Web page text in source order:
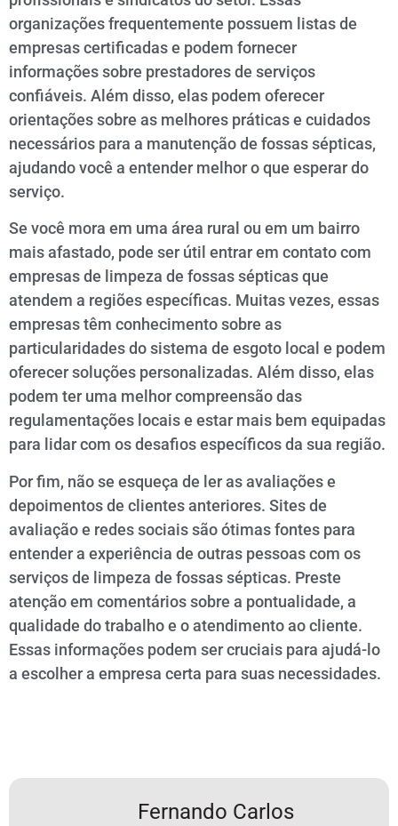
organizações frequentemente possuem listas de
empresas certificadas e podem fornecer
informações sobre prestadores de serviços
confiáveis. Além disso, elas podem oferecer
orientações sobre as melhores práticas e cuidados
necessários para a manutenção de fossas sépticas,
ajudando você a entender melhor o que esperar do
serviço.
Se você mora em uma área rural ou em um bairro
mais afastado, pode ser útil entrar em contato com
empresas de limpeza de fossas sépticas que
atendem a regiões específicas. Muitas vezes, essas
empresas têm conhecimento sobre as
particularidades do sistema de esgoto local e podem
oferecer soluções personalizadas. Além disso, elas
podem ter uma melhor compreensão das
regulamentações locais e estar mais bem equipadas
para lidar com os desafios específicos da sua região.
Por fim, não se esqueça de ler as avaliações e
depoimentos de clientes anteriores. Sites de
avaliação e redes sociais são ótimas fontes para
entender a experiência de outras pessoas com os
serviços de limpeza de fossas sépticas. Preste
atenção em comentários sobre a pontualidade, a
qualidade do trabalho e o atendimento ao cliente.
Essas informações podem ser cruciais para ajudá-lo
a escolher a empresa certa para suas necessidades.
Fernando Carlos